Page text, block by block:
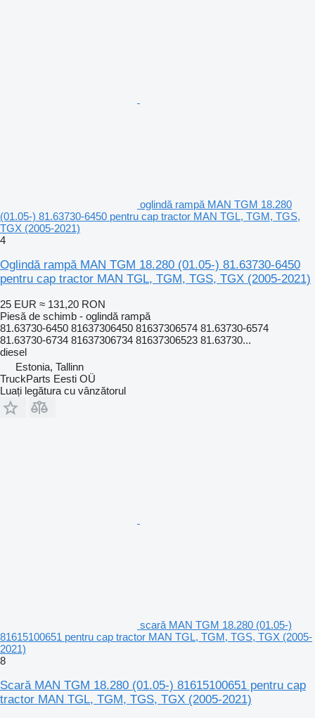
oglindă rampă MAN TGM 18.280
(01.05-) 81.63730-6450 pentru cap tractor MAN TGL, TGM, TGS,
TGX (2005-2021)
4
Oglindă rampă MAN TGM 18.280 (01.05-) 81.63730-6450
pentru cap tractor MAN TGL, TGM, TGS, TGX (2005-2021)
25 EUR ≈ 131,20 RON
Piesă de schimb - oglindă rampă
81.63730-6450 81637306450 81637306574 81.63730-6574
81.63730-6734 81637306734 81637306523 81.63730...
diesel
Estonia, Tallinn
TruckParts Eesti OÜ
Luați legătura cu vânzătorul
scară MAN TGM 18.280 (01.05-)
81615100651 pentru cap tractor MAN TGL, TGM, TGS, TGX (2005-
2021)
8
Scară MAN TGM 18.280 (01.05-) 81615100651 pentru cap
tractor MAN TGL, TGM, TGS, TGX (2005-2021)